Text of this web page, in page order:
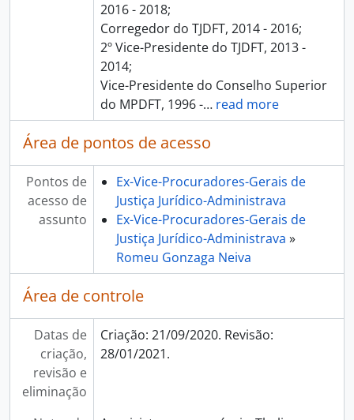
2016 - 2018;
Corregedor do TJDFT, 2014 - 2016;
2º Vice-Presidente do TJDFT, 2013 -
2014;
Vice-Presidente do Conselho Superior
do MPDFT, 1996 -… read more
Área de pontos de acesso
Pontos de
acesso de
assunto
Ex-Vice-Procuradores-Gerais de
Justiça Jurídico-Administrava
Ex-Vice-Procuradores-Gerais de
Justiça Jurídico-Administrava »
Romeu Gonzaga Neiva
Área de controle
Datas de
criação,
revisão e
eliminação
Criação: 21/09/2020. Revisão:
28/01/2021.